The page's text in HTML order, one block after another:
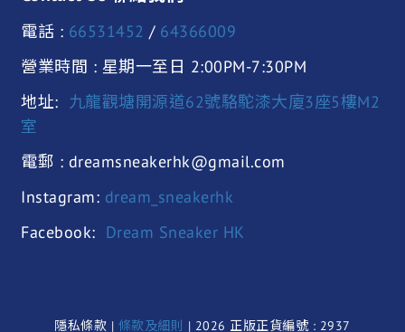
電話 : 66531452 / 64366009
營業時間 : 星期一至日 2:00PM-7:30PM
地址:
九龍觀塘開源道62號駱駝漆大廈3座5樓M2
室
電郵 : dreamsneakerhk@gmail.com
Instagram: dream_sneakerhk
Facebook: Dream Sneaker HK
隱私條款 | 條款及細則 | 2026 正版正貨編號 : 2937